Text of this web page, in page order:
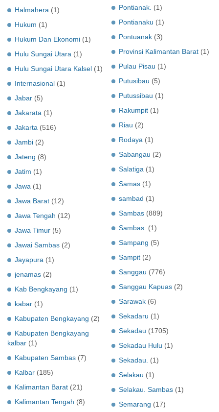
Halmahera (1)
Hukum (1)
Hukum Dan Ekonomi (1)
Hulu Sungai Utara (1)
Hulu Sungai Utara Kalsel (1)
Internasional (1)
Jabar (5)
Jakarata (1)
Jakarta (516)
Jambi (2)
Jateng (8)
Jatim (1)
Jawa (1)
Jawa Barat (12)
Jawa Tengah (12)
Jawa Timur (5)
Jawai Sambas (2)
Jayapura (1)
jenamas (2)
Kab Bengkayang (1)
kabar (1)
Kabupaten Bengkayang (2)
Kabupaten Bengkayang
kalbar (1)
Kabupaten Sambas (7)
Kalbar (185)
Kalimantan Barat (21)
Kalimantan Tengah (8)
Pontianak. (1)
Pontianaku (1)
Pontuanak (3)
Provinsi Kalimantan Barat (1)
Pulau Pisau (1)
Putusibau (5)
Putussibau (1)
Rakumpit (1)
Riau (2)
Rodaya (1)
Sabangau (2)
Salatiga (1)
Samas (1)
sambad (1)
Sambas (889)
Sambas. (1)
Sampang (5)
Sampit (2)
Sanggau (776)
Sanggau Kapuas (2)
Sarawak (6)
Sekadaru (1)
Sekadau (1705)
Sekadau Hulu (1)
Sekadau.
(1)
Selakau (1)
Selakau. Sambas (1)
Semarang (17)